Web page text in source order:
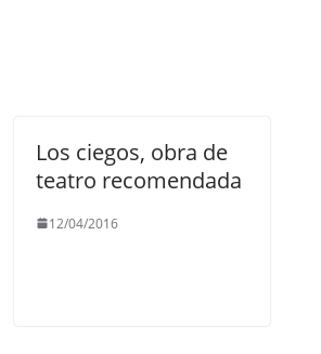
Los ciegos, obra de
teatro recomendada
12/04/2016